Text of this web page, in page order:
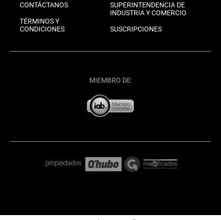
CONTÁCTANOS
TÉRMINOS Y
CONDICIONES
SUPERINTENDENCIA DE
INDUSTRIA Y COMERCIO
SUSCRIPCIONES
MIEMBRO DE: